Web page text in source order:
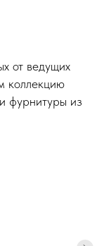
от ведущих
коллекцию
фурнитуры из